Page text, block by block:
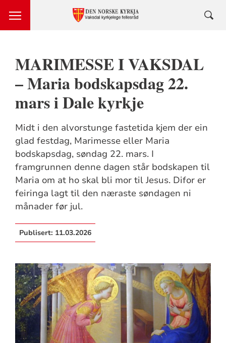
MARIMESSE I VAKSDAL
– Maria bodskapsdag 22.
mars i Dale kyrkje
Midt i den alvorstunge fastetida kjem der ein
glad festdag, Marimesse eller Maria
bodskapsdag, søndag 22. mars. I
framgrunnen denne dagen står bodskapen til
Maria om at ho skal bli mor til Jesus. Difor er
feiringa lagt til den næraste søndagen ni
månader før jul.
Publisert: 11.03.2026